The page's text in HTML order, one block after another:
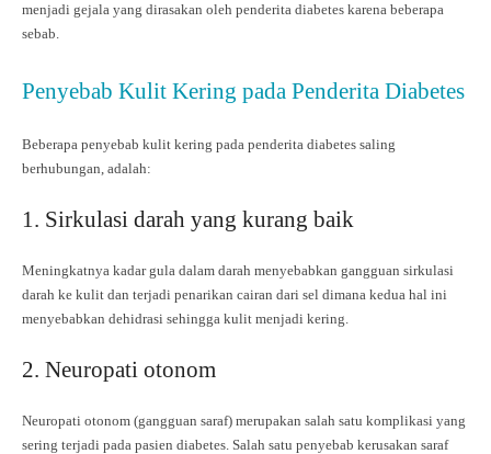
menjadi gejala yang dirasakan oleh penderita diabetes karena beberapa
sebab.
Penyebab Kulit Kering pada Penderita Diabetes
Beberapa penyebab kulit kering pada penderita diabetes saling
berhubungan, adalah:
1. Sirkulasi darah yang kurang baik
Meningkatnya kadar gula dalam darah menyebabkan gangguan sirkulasi
darah ke kulit dan terjadi penarikan cairan dari sel dimana kedua hal ini
menyebabkan dehidrasi sehingga kulit menjadi kering.
2. Neuropati otonom
Neuropati otonom (gangguan saraf) merupakan salah satu komplikasi yang
sering terjadi pada pasien diabetes. Salah satu penyebab kerusakan saraf